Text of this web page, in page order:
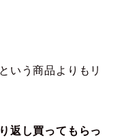
いう商品よりもリ
返し買ってもらっ